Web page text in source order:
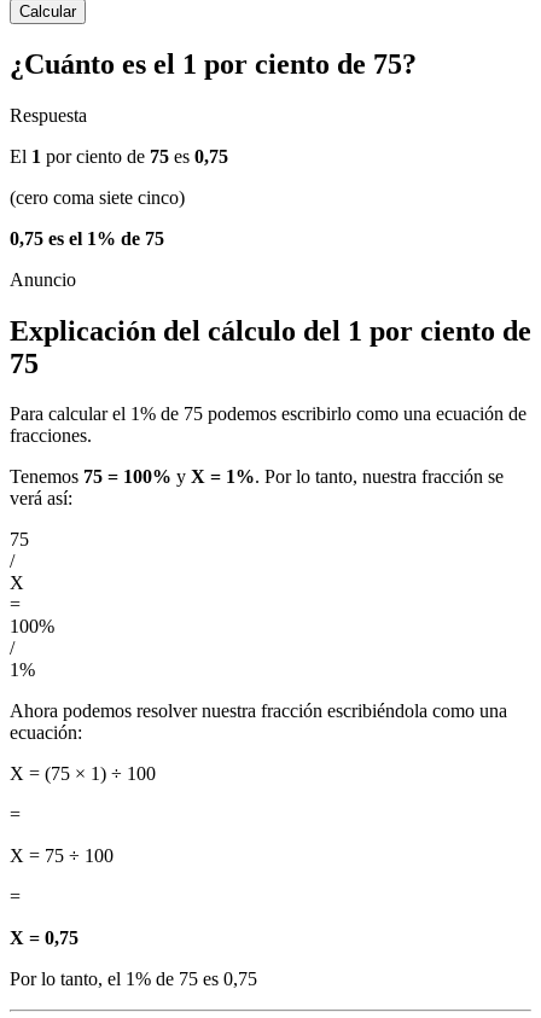
Calcular
¿Cuánto es el 1 por ciento de 75?
Respuesta
El 1 por ciento de 75 es 0,75
(cero coma siete cinco)
0,75 es el 1% de 75
Explicación del cálculo del 1 por ciento de
75
Para calcular el 1% de 75 podemos escribirlo como una ecuación de
fracciones.
Tenemos 75 = 100% y X = 1%. Por lo tanto, nuestra fracción se
verá así:
75
/
X
=
100%
/
1%
Ahora podemos resolver nuestra fracción escribiéndola como una
ecuación:
X = (75 × 1) ÷ 100
=
X = 75 ÷ 100
=
X = 0,75
Por lo tanto, el 1% de 75 es 0,75